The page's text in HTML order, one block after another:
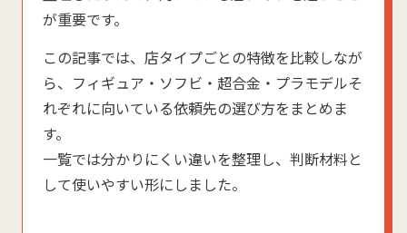
が重要です。
この記事では、店タイプごとの特徴を比較しなが
ら、フィギュア・ソフビ・超合金・プラモデルそ
れぞれに向いている依頼先の選び方をまとめま
す。
一覧では分かりにくい違いを整理し、判断材料と
して使いやすい形にしました。